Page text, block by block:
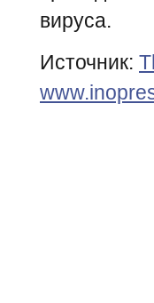
вируса.
Источник: